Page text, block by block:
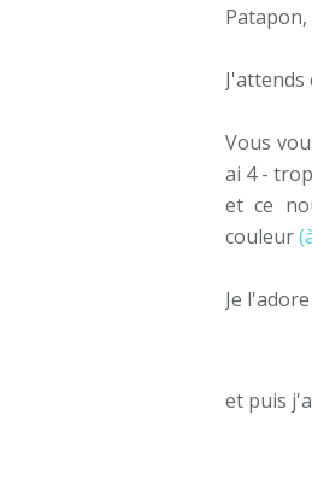
Vous
ai 4 -
et ce
couleur
Je
et puis